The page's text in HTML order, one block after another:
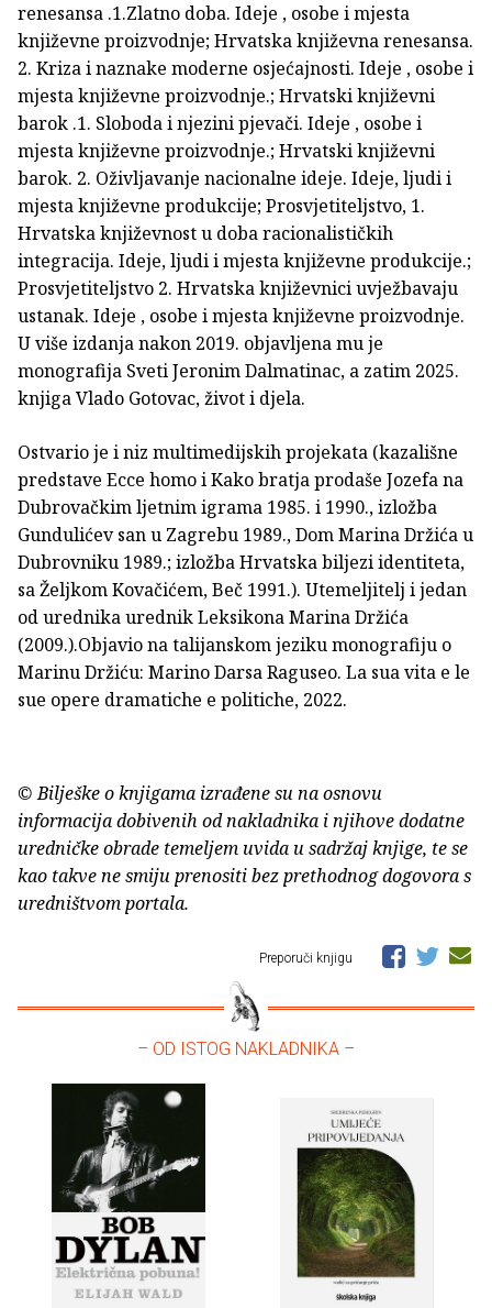
renesansa .1.Zlatno doba. Ideje , osobe i mjesta
književne proizvodnje; Hrvatska književna renesansa.
2. Kriza i naznake moderne osjećajnosti. Ideje , osobe i
mjesta književne proizvodnje.; Hrvatski književni
barok .1. Sloboda i njezini pjevači. Ideje , osobe i
mjesta književne proizvodnje.; Hrvatski književni
barok. 2. Oživljavanje nacionalne ideje. Ideje, ljudi i
mjesta književne produkcije; Prosvjetiteljstvo, 1.
Hrvatska književnost u doba racionalističkih
integracija. Ideje, ljudi i mjesta književne produkcije.;
Prosvjetiteljstvo 2. Hrvatska književnici uvježbavaju
ustanak. Ideje , osobe i mjesta književne proizvodnje.
U više izdanja nakon 2019. objavljena mu je
monografija Sveti Jeronim Dalmatinac, a zatim 2025.
knjiga Vlado Gotovac, život i djela.
Ostvario je i niz multimedijskih projekata (kazališne
predstave Ecce homo i Kako bratja prodaše Jozefa na
Dubrovačkim ljetnim igrama 1985. i 1990., izložba
Gundulićev san u Zagrebu 1989., Dom Marina Držića u
Dubrovniku 1989.; izložba Hrvatska biljezi identiteta,
sa Željkom Kovačićem, Beč 1991.). Utemeljitelj i jedan
od urednika urednik Leksikona Marina Držića
(2009.).Objavio na talijanskom jeziku monografiju o
Marinu Držiću: Marino Darsa Raguseo. La sua vita e le
sue opere dramatiche e politiche, 2022.
© Bilješke o knjigama izrađene su na osnovu
informacija dobivenih od nakladnika i njihove dodatne
uredničke obrade temeljem uvida u sadržaj knjige, te se
kao takve ne smiju prenositi bez prethodnog dogovora s
uredništvom portala.
Preporuči knjigu
– OD ISTOG NAKLADNIKA –